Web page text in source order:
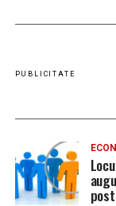
PUBLICITATE